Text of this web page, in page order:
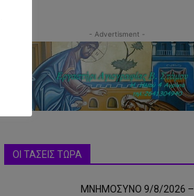
- Advertisment -
ΟΙ ΤΑΣΕΙΣ ΤΩΡΑ
ΜΝΗΜΟΣΥΝΟ 9/8/2026 –